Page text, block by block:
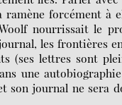
ramène forcément à
nourrissait le
les frontières
(ses lettres sont
une
son journal ne sera